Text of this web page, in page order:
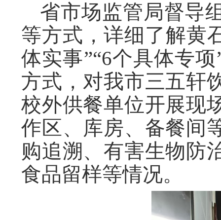
省市场监管局督导
等方式，详细了解黄
体实事”“6个具体专
方式，对我市三五轩
校外供餐单位开展现
作区、库房、备餐间
购追溯、有害生物防
食品留样等情况。